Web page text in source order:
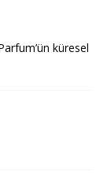
küresel